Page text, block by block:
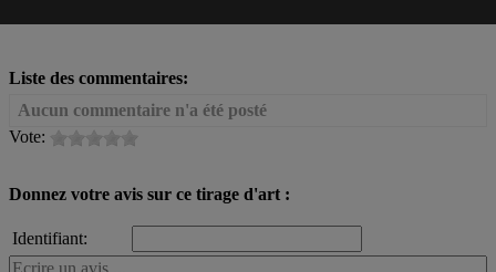
Liste des commentaires:
Aucun commentaire n'a été posté
Vote:
Donnez votre avis sur ce tirage d'art :
Identifiant: